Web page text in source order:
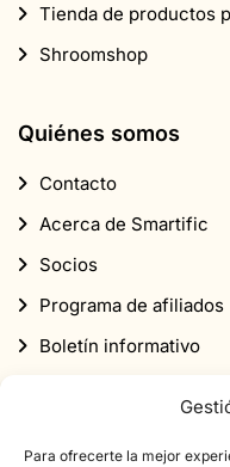
Para ofrecerte la mejor
Tienda de productos
Shroomshop
Quiénes somos
Contacto
Acerca de Smartific
Socios
Programa de afiliados
Boletín informativo